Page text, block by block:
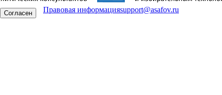
Согласен Правовая информацияsupport@asafov.ru